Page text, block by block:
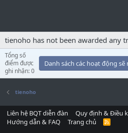
tienoho has not been awarded any
Tổng số
điểm được
ghi nhận: 0
Danh sách các hoạt động
tienoho
Liên hệ BQT diễn đàn Quy định & Điều
Hướng dẫn & FAQ
Trang chủ
R